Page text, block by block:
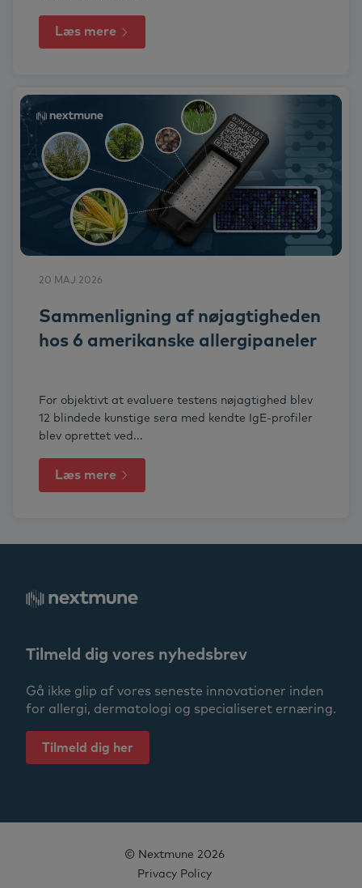
Læs mere
20 MAJ 2026
Sammenligning af nøjagtigheden
hos 6 amerikanske allergipaneler
For objektivt at evaluere testens nøjagtighed blev
12 blindede kunstige sera med kendte IgE-profiler
blev oprettet ved...
Læs mere
Tilmeld dig vores nyhedsbrev
Gå ikke glip af vores seneste innovationer inden
for allergi, dermatologi og specialiseret ernæring.
Tilmeld dig her
© Nextmune 2026
Privacy Policy